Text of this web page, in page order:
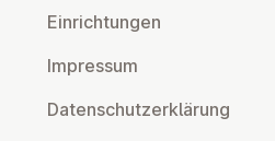
Ein­rich­tun­gen
Impressum
Datens­chutzerklärung